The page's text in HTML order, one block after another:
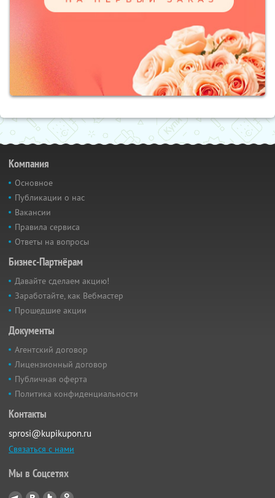
Компания
Основное
Публикации о нас
Вакансии
Правила сервиса
Ответы на вопросы
Бизнес-Партнёрам
Давайте сделаем акцию!
Заработайте, как Вебмастер
Прошедшие акции
Документы
Агентский договор
Лицензионный договор
Публичная оферта
Политика конфиденциальности
Контакты
sprosi@kupikupon.ru
Связаться с нами
Мы в Соцсетях